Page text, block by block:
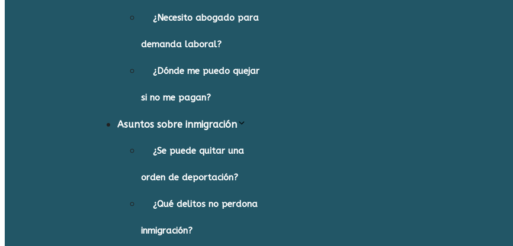
¿Necesito abogado para
demanda laboral?
¿Dónde me puedo quejar
si no me pagan?
Asuntos sobre inmigración
¿Se puede quitar una
orden de deportación?
¿Qué delitos no perdona
inmigración?